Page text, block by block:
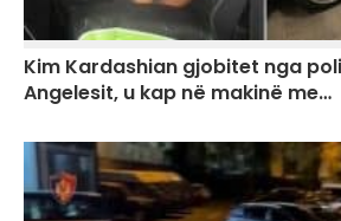
Kim Kardashian gjobitet nga
Angelesit, u kap në makinë me…